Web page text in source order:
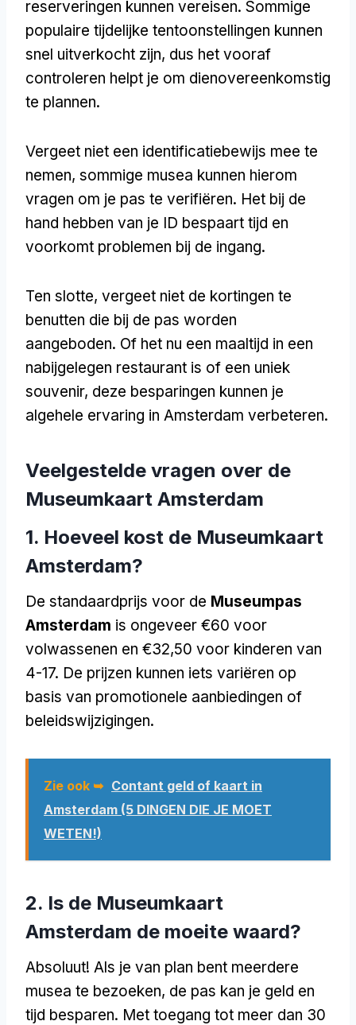
reserveringen kunnen vereisen. Sommige
populaire tijdelijke tentoonstellingen kunnen
snel uitverkocht zijn, dus het vooraf
controleren helpt je om dienovereenkomstig
te plannen.
Vergeet niet een identificatiebewijs mee te
nemen, sommige musea kunnen hierom
vragen om je pas te verifiëren. Het bij de
hand hebben van je ID bespaart tijd en
voorkomt problemen bij de ingang.
Ten slotte, vergeet niet de kortingen te
benutten die bij de pas worden
aangeboden. Of het nu een maaltijd in een
nabijgelegen restaurant is of een uniek
souvenir, deze besparingen kunnen je
algehele ervaring in Amsterdam verbeteren.
Veelgestelde vragen over de
Museumkaart Amsterdam
1. Hoeveel kost de Museumkaart
Amsterdam?
De standaardprijs voor de Museumpas
Amsterdam is ongeveer €60 voor
volwassenen en €32,50 voor kinderen van
4-17. De prijzen kunnen iets variëren op
basis van promotionele aanbiedingen of
beleidswijzigingen.
Zie ook ➥ Contant geld of kaart in
Amsterdam (5 DINGEN DIE JE MOET
WETEN!)
2. Is de Museumkaart
Amsterdam de moeite waard?
Absoluut! Als je van plan bent meerdere
musea te bezoeken, de pas kan je geld en
tijd besparen. Met toegang tot meer dan 30